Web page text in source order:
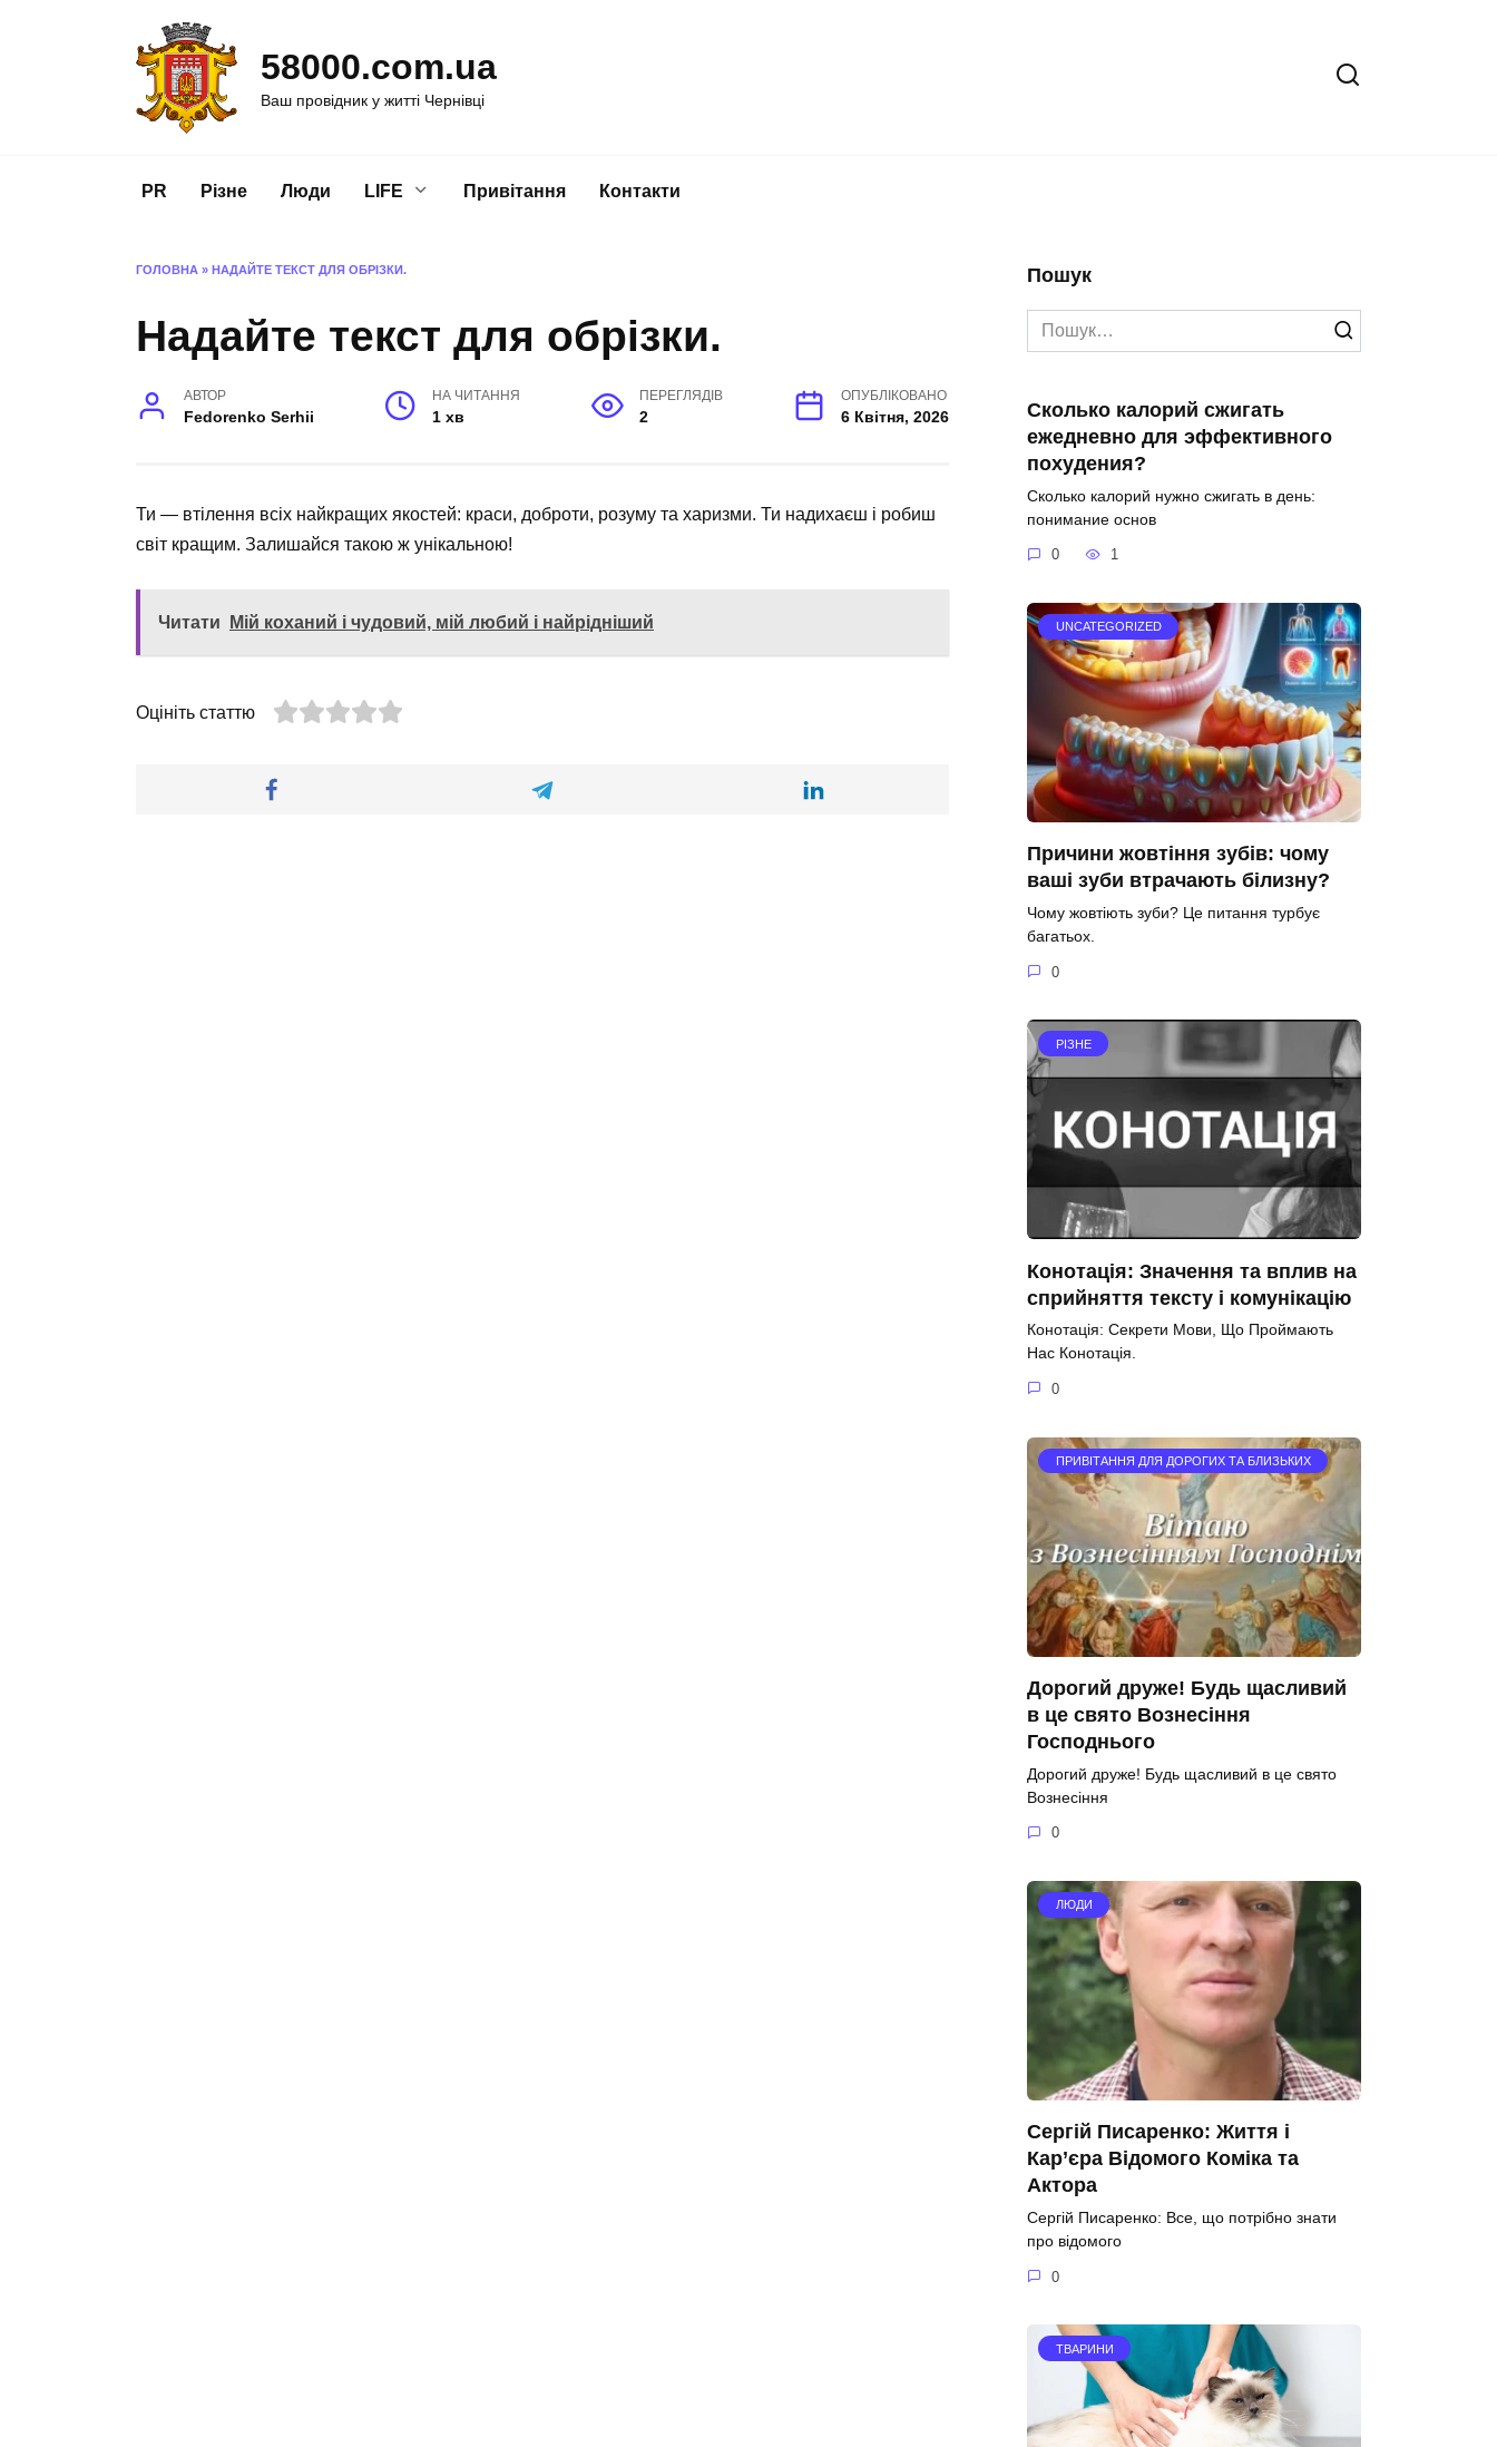
58000.com.ua
Ваш провідник у житті Чернівці
PR Різне Люди LIFE Привітання Контакти
ГОЛОВНА » НАДАЙТЕ ТЕКСТ ДЛЯ ОБРІЗКИ.
Надайте текст для обрізки.
АВТОР
Fedorenko Serhii
НА ЧИТАННЯ
1 хв
ПЕРЕГЛЯДІВ
2
ОПУБЛІКОВАНО
6 Квітня, 2026
Ти — втілення всіх найкращих якостей: краси, доброти, розуму та харизми. Ти надихаєш і робиш
світ кращим. Залишайся такою ж унікальною!
Читати Мій коханий і чудовий, мій любий і найрідніший
Оцініть статтю
Пошук
Search
for:
Сколько калорий сжигать
ежедневно для эффективного
похудения?
Сколько калорий нужно сжигать в день:
понимание основ
0 1
UNCATEGORIZED
Причини жовтіння зубів: чому
ваші зуби втрачають білизну?
Чому жовтіють зуби? Це питання турбує
багатьох.
0
РІЗНЕ
Конотація: Значення та вплив на
сприйняття тексту і комунікацію
Конотація: Секрети Мови, Що Проймають
Нас Конотація.
0
ПРИВІТАННЯ ДЛЯ ДОРОГИХ ТА БЛИЗЬКИХ
Дорогий друже! Будь щасливий
в це свято Вознесіння
Господнього
Дорогий друже! Будь щасливий в це свято
Вознесіння
0
ЛЮДИ
Сергій Писаренко: Життя і
Кар’єра Відомого Коміка та
Акторa
Сергій Писаренко: Все, що потрібно знати
про відомого
0
ТВАРИНИ